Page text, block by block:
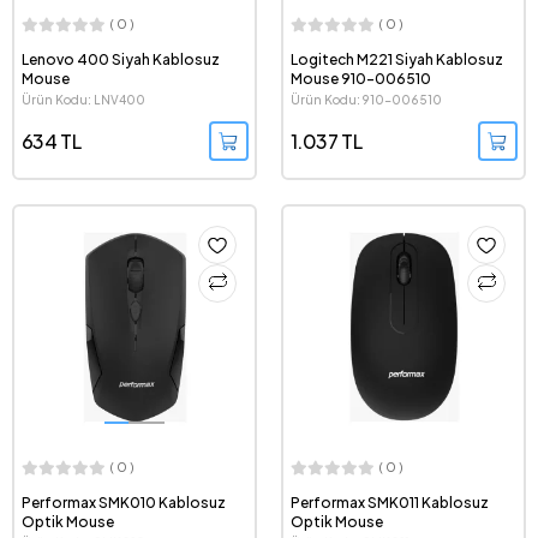
( 0 )
Lenovo 400 Siyah Kablosuz
Mouse
Ürün Kodu: LNV400
634 TL
( 0 )
Logitech M221 Siyah Kablosuz
Mouse 910-006510
Ürün Kodu: 910-006510
1.037 TL
( 0 )
Performax SMK010 Kablosuz
Optik Mouse
( 0 )
Performax SMK011 Kablosuz
Optik Mouse